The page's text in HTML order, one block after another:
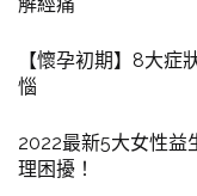
【懷孕初期】8大症
惱
2022最新5大女性益
理困擾！